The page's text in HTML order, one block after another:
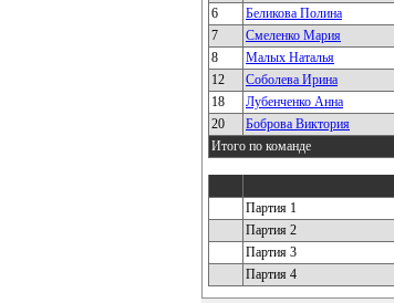
6 Беликова Полина
7 Смеленко Мария
8 Малых Наталья
12 Соболева Ирина
18 Лубенченко Анна
20 Боброва Виктория
Итого по команде
Партия 1
Партия 2
Партия 3
Партия 4